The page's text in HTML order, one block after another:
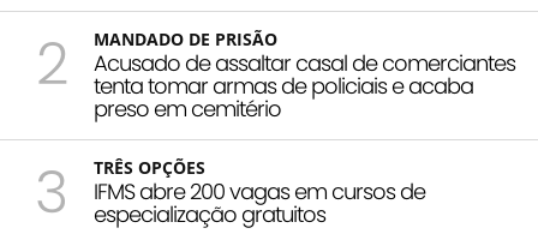
2 MANDADO DE PRISÃO
Acusado de assaltar casal de comerciantes
tenta tomar armas de policiais e acaba
preso em cemitério
3 TRÊS OPÇÕES
IFMS abre 200 vagas em cursos de
especialização gratuitos